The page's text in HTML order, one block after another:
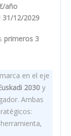
año
31/12/2029
primeros 3
en el eje
2030 y
Ambas